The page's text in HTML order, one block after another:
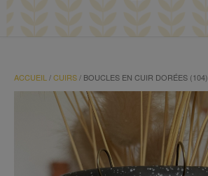
ACCUEIL /CUIRS/ BOUCLES EN CUIR DORÉES (104)